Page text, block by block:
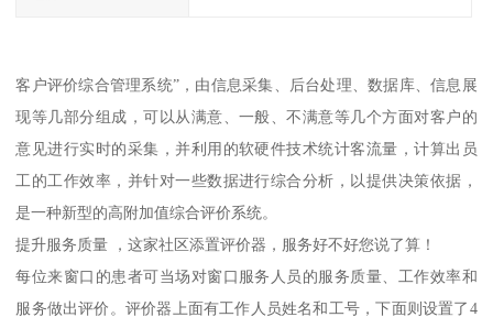
客户评价综合管理系统”，由信息采集、后台处理、数据库、信息展
现等几部分组成，可以从满意、一般、不满意等几个方面对客户的
意见进行实时的采集，并利用的软硬件技术统计客流量，计算出员
工的工作效率，并针对一些数据进行综合分析，以提供决策依据，
是一种新型的高附加值综合评价系统。
提升服务质量 ，这家社区添置评价器，服务好不好您说了算！
每位来窗口的患者可当场对窗口服务人员的服务质量、工作效率和
服务做出评价。评价器上面有工作人员姓名和工号，下面则设置了4